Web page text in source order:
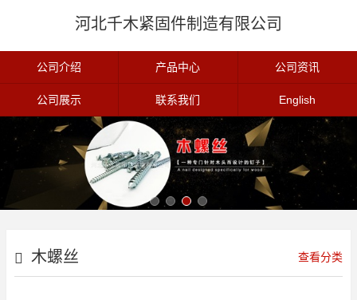
河北千木紧固件制造有限公司
公司介绍 产品中心 公司资讯
公司展示 联系我们 English
木螺丝 查看分类